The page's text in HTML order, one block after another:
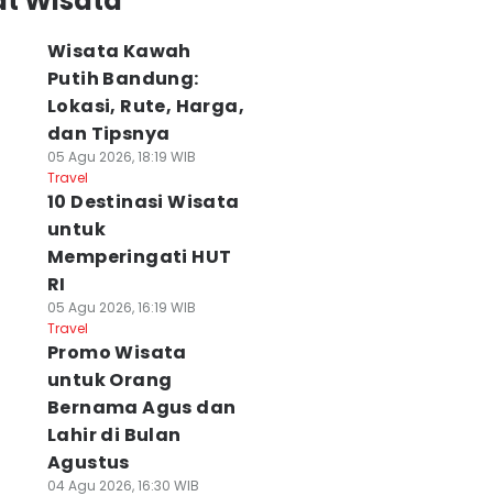
Wisata Kawah
Putih Bandung:
Lokasi, Rute, Harga,
dan Tipsnya
05 Agu 2026, 18:19 WIB
Travel
10 Destinasi Wisata
untuk
Memperingati HUT
RI
05 Agu 2026, 16:19 WIB
Travel
Promo Wisata
untuk Orang
Bernama Agus dan
Lahir di Bulan
Agustus
04 Agu 2026, 16:30 WIB